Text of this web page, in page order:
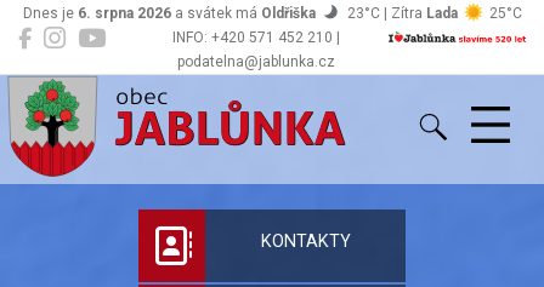
INFO: +420 571 452 210 |
podatelna@jablunka.cz
Dnes je 6. srpna 2026a svátek má Oldřiška 23°C | Zítra Lada 25°C
Jablůnka
Oficiální stránky
KONTAKTY